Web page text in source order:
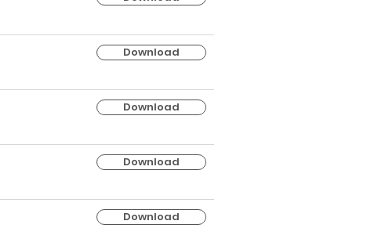
Download
Download
Download
Download